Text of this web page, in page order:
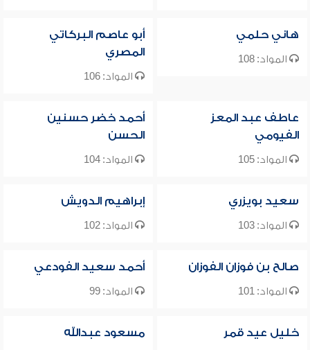
هاني حلمي
المواد: 108
أبو عاصم البركاتي
المصري
المواد: 106
عاطف عبد المعز
الفيومي
المواد: 105
أحمد خضر حسنين
الحسن
المواد: 104
سعيد بويزري
المواد: 103
إبراهيم الدويش
المواد: 102
صالح بن فوزان الفوزان
المواد: 101
أحمد سعيد الفودعي
المواد: 99
خليل عيد قمر مسعود عبدالله